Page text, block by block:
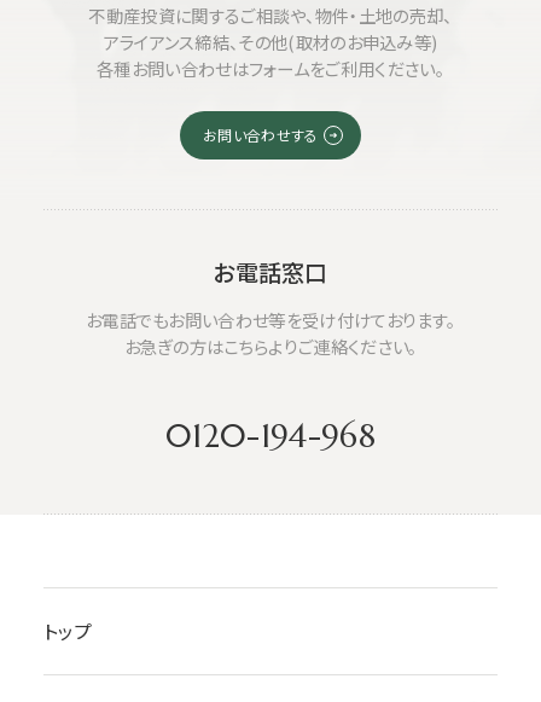
不動産投資に関するご相談や、物件・土地の売却、
アライアンス締結、その他(取材のお申込み等)
各種お問い合わせはフォームをご利用ください。
お問い合わせする
お電話窓口
お電話でもお問い合わせ等を受け付けております。
お急ぎの方はこちらよりご連絡ください。
0120-194-968
トップ